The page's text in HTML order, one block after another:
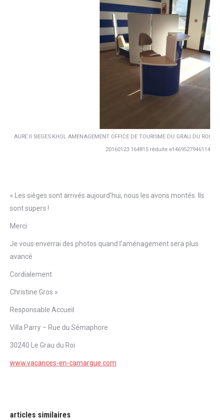
AURE II SIEGES KHOL AMENAGEMENT OFFICE DE TOURISME DU GRAU DU ROI
20160123 164815 réduite e1469527946114
« Les sièges sont arrivés aujourd’hui, nous les avons montés. Ils
sont supers !
Merci
Je vous enverrai des photos quand l’aménagement sera plus
avancé
Cordialement
Christine Gros »
Responsable Accueil
Villa Parry – Rue du Sémaphore
30240 Le Grau du Roi
www.vacances-en-camargue.com
articles similaires